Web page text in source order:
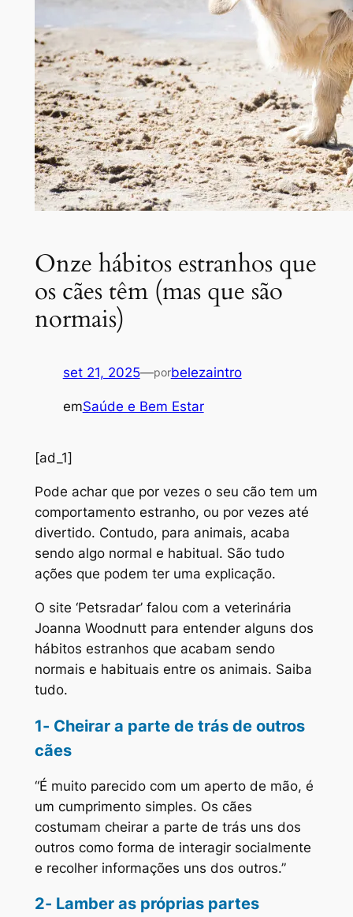
Onze hábitos estranhos que
os cães têm (mas que são
normais)
set 21, 2025—porbelezaintro
emSaúde e Bem Estar
[ad_1]
Pode achar que por vezes o seu cão tem um
comportamento estranho, ou por vezes até
divertido. Contudo, para animais, acaba
sendo algo normal e habitual. São tudo
ações que podem ter uma explicação.
O site ‘Petsradar’ falou com a veterinária
Joanna Woodnutt para entender alguns dos
hábitos estranhos que acabam sendo
normais e habituais entre os animais. Saiba
tudo.
1- Cheirar a parte de trás de outros
cães
“É muito parecido com um aperto de mão, é
um cumprimento simples. Os cães
costumam cheirar a parte de trás uns dos
outros como forma de interagir socialmente
e recolher informações uns dos outros.”
2- Lamber as próprias partes